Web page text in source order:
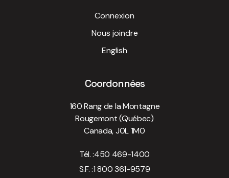
Connexion
Nous joindre
English
Coordonnées
160 Rang de la Montagne
Rougemont (Québec)
Canada, J0L 1M0
Tél. :450 469-1400
S.F. :1 800 361-9579